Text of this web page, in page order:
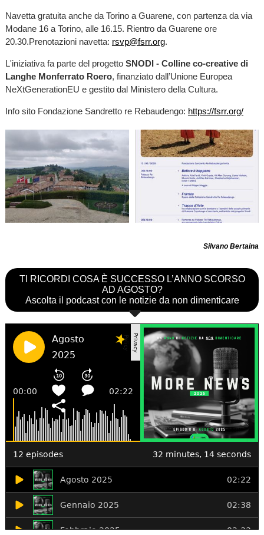
Navetta gratuita anche da Torino a Guarene, con partenza da via
Modane 16 a Torino, alle 16.15. Rientro da Guarene ore
20.30.Prenotazioni navetta: rsvp@fsrr.org.
L'iniziativa fa parte del progetto SNODI - Colline co-creative di
Langhe Monferrato Roero, finanziato dall’Unione Europea
NeXtGenerationEU e gestito dal Ministero della Cultura.
Info sito Fondazione Sandretto re Rebaudengo: https://fsrr.org/
Silvano Bertaina
TI RICORDI COSA È SUCCESSO L’ANNO SCORSO
AD AGOSTO?
Ascolta il podcast con le notizie da non dimenticare